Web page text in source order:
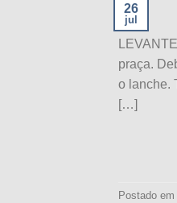
26
jul
praça.
o lanche.
[…]
Postado em